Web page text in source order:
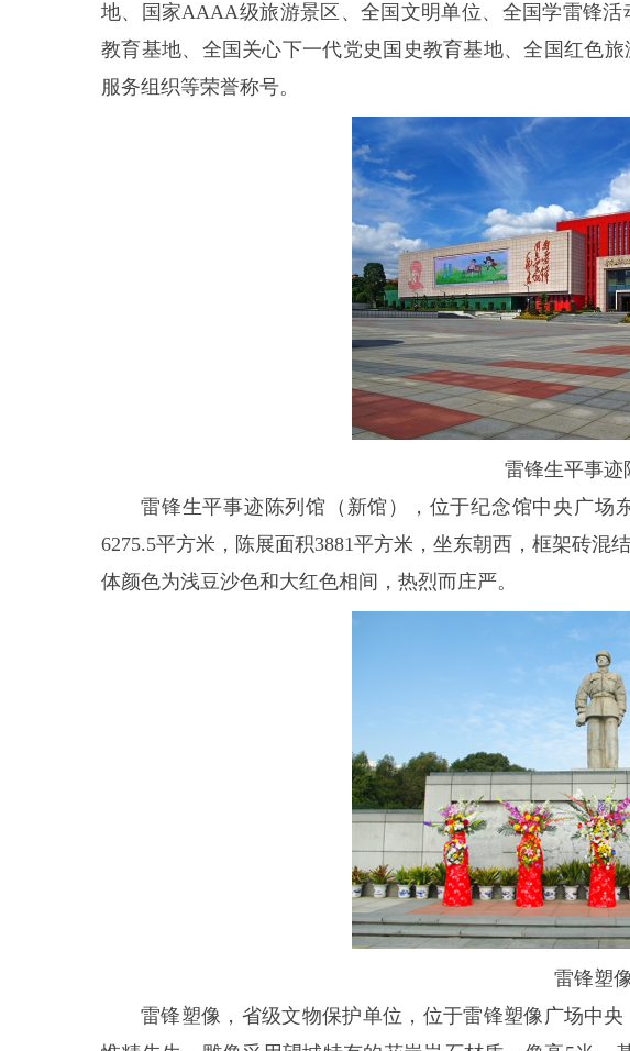
地、国家AAAA级旅游景区、全国文明单位、全国学雷锋
教育基地、全国关心下一代党史国史教育基地、全国红色
服务组织等荣誉称号。
雷锋生平事迹
雷锋生平事迹陈列馆（新馆），位于纪念馆中央广场
6275.5平方米，陈展面积3881平方米，坐东朝西，框架砖混
体颜色为浅豆沙色和大红色相间，热烈而庄严。
雷锋塑
雷锋塑像，省级文物保护单位，位于雷锋塑像广场中